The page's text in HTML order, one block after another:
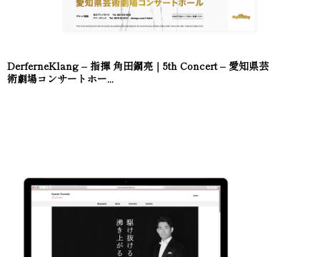
DerferneKlang – 指揮 角田鋼亮｜5th Concert – 愛知県芸
術劇場コンサートホー...